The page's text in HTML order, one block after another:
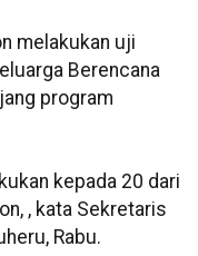
melakukan uji
Berencana
program
kepada 20 dari
, kata Sekretaris
Rabu.